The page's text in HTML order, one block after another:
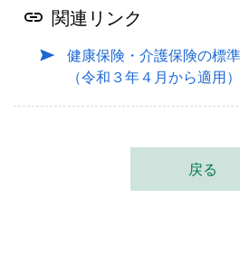
関連リンク
健康保険・介護保険の標
（令和３年４月から適用）
戻る